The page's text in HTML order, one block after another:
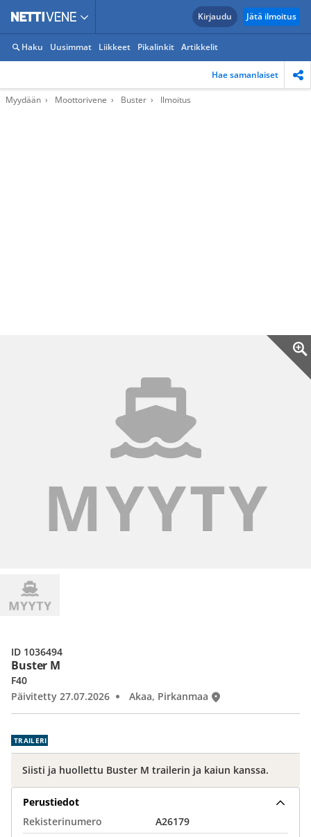
Kirjaudu Jätä ilmoitus
Haku Uusimmat Liikkeet Pikalinkit Artikkelit
Hae samanlaiset
Myydään Moottorivene Buster Ilmoitus
Buster M
F40
Päivitetty 27.07.2026
Akaa, Pirkanmaa
ID 1036494
TRAILERI
Siisti ja huollettu Buster M trailerin ja kaiun kanssa.
Perustiedot
Rekisterinumero
A26179